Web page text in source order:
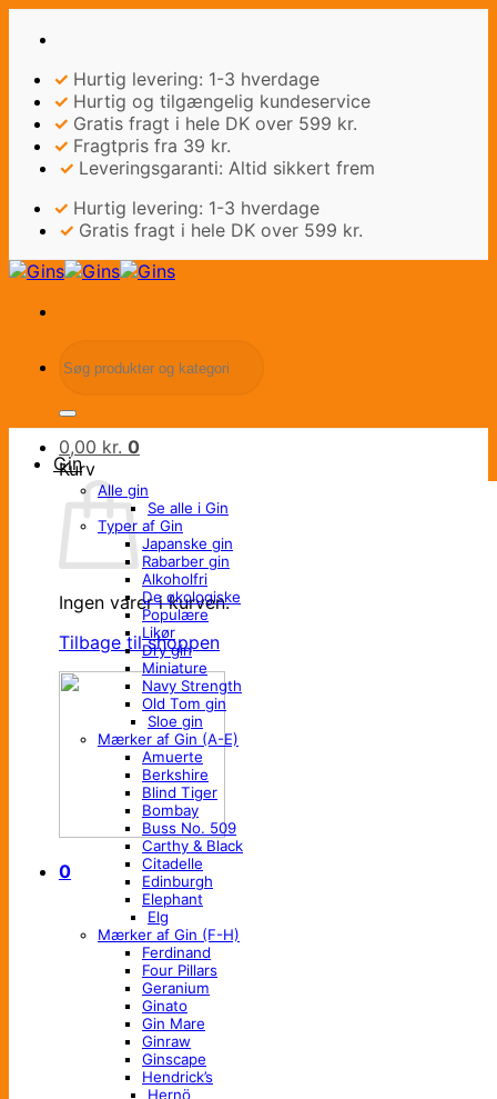
✓ Hurtig levering: 1-3 hverdage
✓ Hurtig og tilgængelig kundeservice
✓ Gratis fragt i hele DK over 599 kr.
✓ Fragtpris fra 39 kr.
✓ Leveringsgaranti: Altid sikkert frem
✓ Hurtig levering: 1-3 hverdage
✓ Gratis fragt i hele DK over 599 kr.
efter:
0,00 kr. 0
Kurv
Ingen varer i kurven.
Tilbage til shoppen
0
Gin
Alle gin
Se alle i Gin
Typer af Gin
Japanske gin
Rabarber gin
Alkoholfri
De økologiske
Populære
Likør
Dry gin
Miniature
Navy Strength
Old Tom gin
Sloe gin
Mærker af Gin (A-E)
Amuerte
Berkshire
Blind Tiger
Bombay
Buss No. 509
Carthy & Black
Citadelle
Edinburgh
Elephant
Elg
Mærker af Gin (F-H)
Ferdinand
Four Pillars
Geranium
Ginato
Gin Mare
Ginraw
Ginscape
Hendrick’s
Hernö